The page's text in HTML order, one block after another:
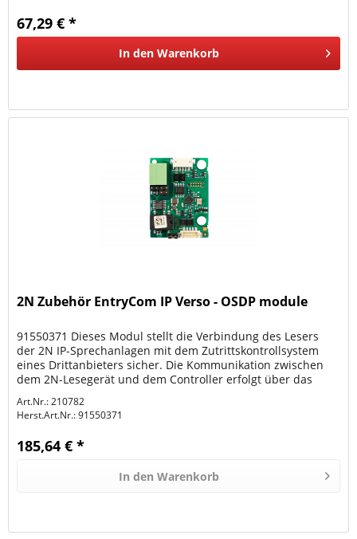
67,29 € *
In den Warenkorb
2N Zubehör EntryCom IP Verso - OSDP module
91550371 Dieses Modul stellt die Verbindung des Lesers
der 2N IP-Sprechanlagen mit dem Zutrittskontrollsystem
eines Drittanbieters sicher. Die Kommunikation zwischen
dem 2N-Lesegerät und dem Controller erfolgt über das
Art.Nr.: 210782
Herst.Art.Nr.:91550371
185,64 € *
In den Warenkorb